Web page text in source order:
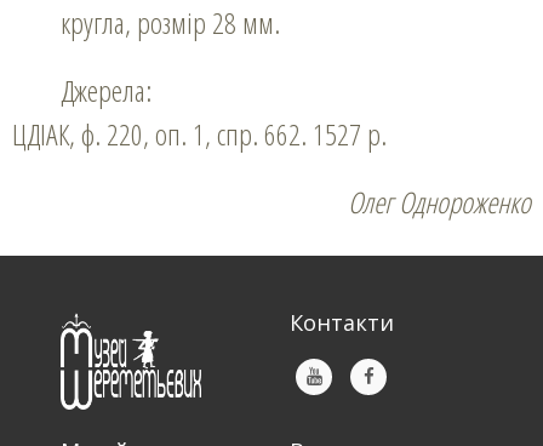
кругла, розмір 28 мм.
Джерела:
ЦДІАК, ф. 220, оп. 1, спр. 662. 1527 р.
Олег Однороженко
Контакти